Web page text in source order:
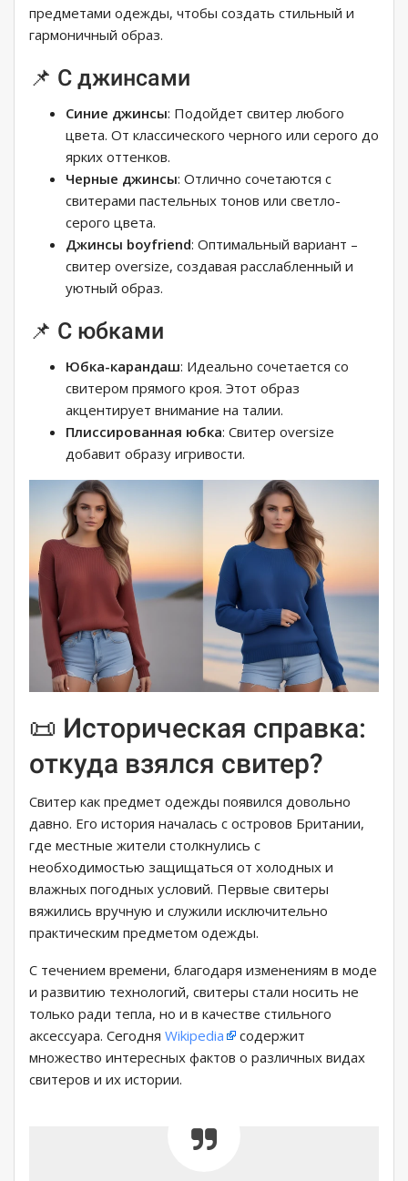
предметами одежды, чтобы создать стильный и
гармоничный образ.
📌 С джинсами
Синие джинсы: Подойдет свитер любого
цвета. От классического черного или серого до
ярких оттенков.
Черные джинсы: Отлично сочетаются с
свитерами пастельных тонов или светло-
серого цвета.
Джинсы boyfriend: Оптимальный вариант –
свитер oversize, создавая расслабленный и
уютный образ.
📌 С юбками
Юбка-карандаш: Идеально сочетается со
свитером прямого кроя. Этот образ
акцентирует внимание на талии.
Плиссированная юбка: Свитер oversize
добавит образу игривости.
📜 Историческая справка:
откуда взялся свитер?
Свитер как предмет одежды появился довольно
давно. Его история началась с островов Британии,
где местные жители столкнулись с
необходимостью защищаться от холодных и
влажных погодных условий. Первые свитеры
вяжились вручную и служили исключительно
практическим предметом одежды.
С течением времени, благодаря изменениям в моде
и развитию технологий, свитеры стали носить не
только ради тепла, но и в качестве стильного
аксессуара. Сегодня Wikipedia
содержит
множество интересных фактов о различных видах
свитеров и их истории.